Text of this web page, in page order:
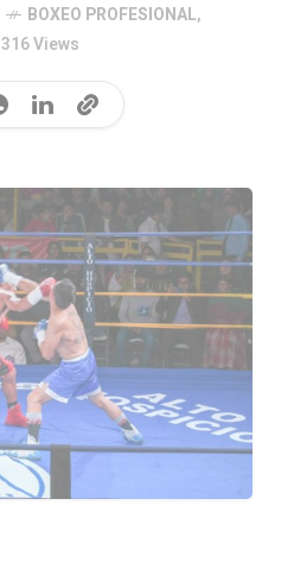
BOXEO PROFESIONAL,
316 Views